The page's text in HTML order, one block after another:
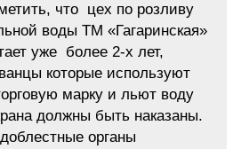
что цех по розливу
воды ТМ «Гагаринская»
уже более 2-х лет,
которые используют
марку и льют воду
должны быть наказаны.
органы